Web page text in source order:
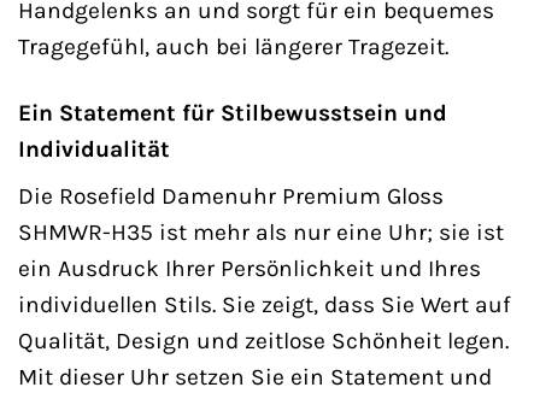
Handgelenks an und sorgt für ein bequemes
Tragegefühl, auch bei längerer Tragezeit.
Ein Statement für Stilbewusstsein und
Individualität
Die Rosefield Damenuhr Premium Gloss
SHMWR-H35 ist mehr als nur eine Uhr; sie ist
ein Ausdruck Ihrer Persönlichkeit und Ihres
individuellen Stils. Sie zeigt, dass Sie Wert auf
Qualität, Design und zeitlose Schönheit legen.
Mit dieser Uhr setzen Sie ein Statement und